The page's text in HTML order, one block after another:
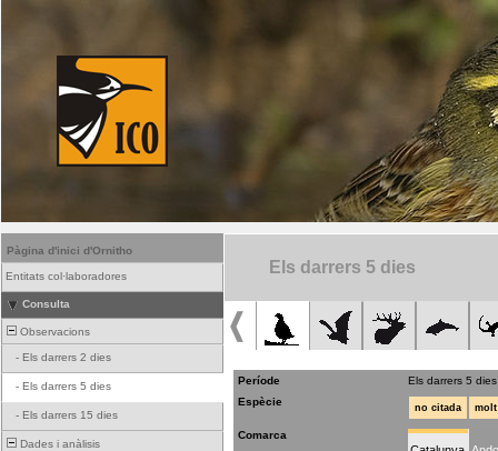
Pàgina d'inici d'Ornitho
Entitats col·laboradores
Consulta
Observacions
- Els darrers 2 dies
- Els darrers 5 dies
- Els darrers 15 dies
Dades i anàlisis
Els darrers 5 dies
Període
Els darrers 5 dies
Espècie
no citada
Comarca